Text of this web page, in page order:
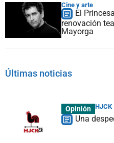
Cine y arte
El
renovación
Mayorga
Últimas noticias
Opinión HJCK
Una